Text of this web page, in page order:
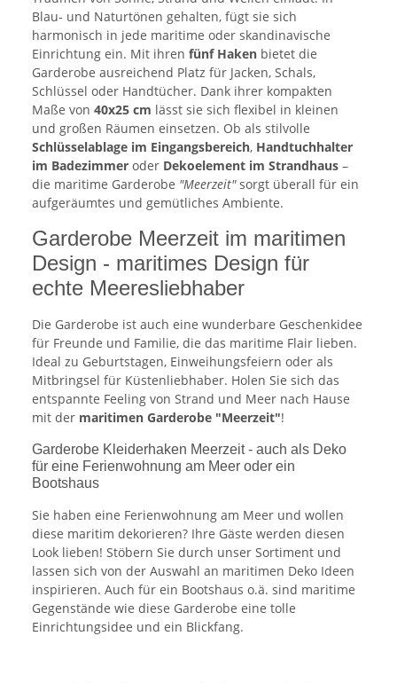
Blau- und Naturtönen gehalten, fügt sie sich
harmonisch in jede maritime oder skandinavische
Einrichtung ein. Mit ihren fünf Haken bietet die
Garderobe ausreichend Platz für Jacken, Schals,
Schlüssel oder Handtücher. Dank ihrer kompakten
Maße von 40x25 cm lässt sie sich flexibel in kleinen
und großen Räumen einsetzen. Ob als stilvolle
Schlüsselablage im Eingangsbereich, Handtuchhalter
im Badezimmer oder Dekoelement im Strandhaus –
die maritime Garderobe "Meerzeit"sorgt überall für ein
aufgeräumtes und gemütliches Ambiente.
Garderobe Meerzeit im maritimen
Design - maritimes Design für
echte Meeresliebhaber
Die Garderobe ist auch eine wunderbare Geschenkidee
für Freunde und Familie, die das maritime Flair lieben.
Ideal zu Geburtstagen, Einweihungsfeiern oder als
Mitbringsel für Küstenliebhaber. Holen Sie sich das
entspannte Feeling von Strand und Meer nach Hause
mit der maritimen Garderobe "Meerzeit"!
Garderobe Kleiderhaken Meerzeit - auch als Deko
für eine Ferienwohnung am Meer oder ein
Bootshaus
Sie haben eine Ferienwohnung am Meer und wollen
diese maritim dekorieren? Ihre Gäste werden diesen
Look lieben! Stöbern Sie durch unser Sortiment und
lassen sich von der Auswahl an maritimen Deko Ideen
inspirieren. Auch für ein Bootshaus o.ä. sind maritime
Gegenstände wie diese Garderobe eine tolle
Einrichtungsidee und ein Blickfang.